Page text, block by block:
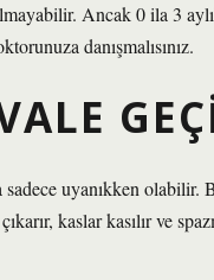
Ancak 0 ila 3
danışmalısınız.
uyanıkken
kaslar kasılır ve